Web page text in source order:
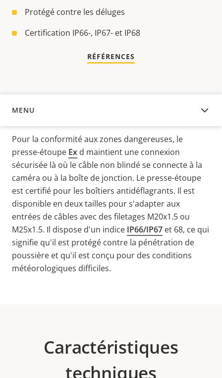
Protégé contre les déluges
Certification IP66-, IP67- et IP68
RÉFÉRENCES
MENU
APERÇU
Pour la conformité aux zones dangereuses, le
presse-étoupe Ex d maintient une connexion
sécurisée là où le câble non blindé se connecte à la
caméra ou à la boîte de jonction. Le presse-étoupe
est certifié pour les boîtiers antidéflagrants. Il est
disponible en deux tailles pour s'adapter aux
entrées de câbles avec des filetages M20x1.5 ou
M25x1.5. Il dispose d'un indice IP66/IP67 et 68, ce qui
signifie qu'il est protégé contre la pénétration de
poussière et qu'il est conçu pour des conditions
météorologiques difficiles.
Caractéristiques
techniques